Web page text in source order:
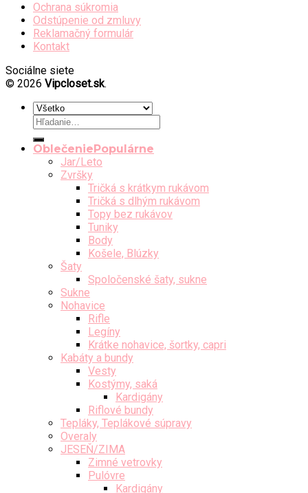
Ochrana súkromia
Odstúpenie od zmluvy
Reklamačný formulár
Kontakt
Sociálne siete
© 2026 Vipcloset.sk.
Hľadať:
Oblečenie
Jar/Leto
Zvršky
Tričká s krátkym rukávom
Tričká s dlhým rukávom
Topy bez rukávov
Tuniky
Body
Košele, Blúzky
Šaty
Spoločenské šaty, sukne
Sukne
Nohavice
Rifle
Legíny
Krátke nohavice, šortky, capri
Kabáty a bundy
Vesty
Kostýmy, saká
Kardigány
Riflové bundy
Tepláky, Teplákové súpravy
Overaly
JESEŇ/ZIMA
Zimné vetrovky
Pulóvre
Kardigány